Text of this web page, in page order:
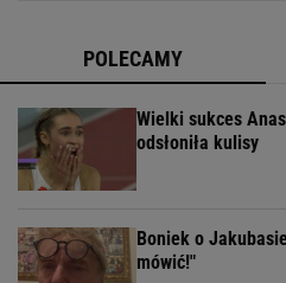
POLECAMY
Wielki sukces
odsłoniła kulisy
Boniek o
mówić!"